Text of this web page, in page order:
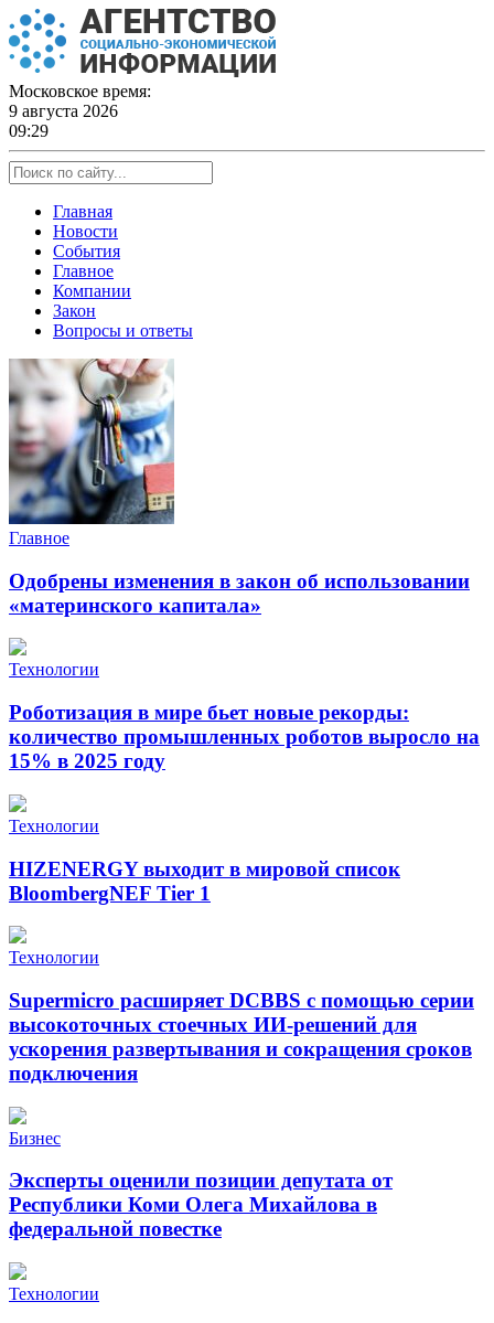
Skip
to
content
Московское время:
9 августа 2026
09:29
Главная
Новости
События
Главное
Компании
Закон
Вопросы и ответы
Главное
Одобрены изменения в закон об использовании
«материнского капитала»
Технологии
Роботизация в мире бьет новые рекорды:
количество промышленных роботов выросло на
15% в 2025 году
Технологии
HIZENERGY выходит в мировой список
BloombergNEF Tier 1
Технологии
Supermicro расширяет DCBBS с помощью серии
высокоточных стоечных ИИ-решений для
ускорения развертывания и сокращения сроков
подключения
Бизнес
Эксперты оценили позиции депутата от
Республики Коми Олега Михайлова в
федеральной повестке
Технологии